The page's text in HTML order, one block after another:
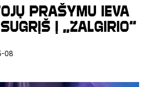
prašymu Ieva
į „Žalgirio“
08